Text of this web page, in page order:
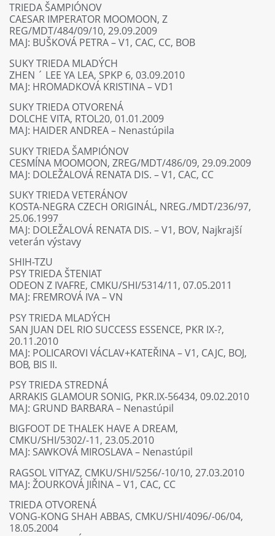
TRIEDA ŠAMPIÓNOV
CAESAR IMPERATOR MOOMOON, Z
REG/MDT/484/09/10, 29.09.2009
MAJ: BUŠKOVÁ PETRA – V1, CAC, CC, BOB
SUKY TRIEDA MLADÝCH
ZHEN ´ LEE YA LEA, SPKP 6, 03.09.2010
MAJ: HROMADKOVÁ KRISTINA – VD1
SUKY TRIEDA OTVORENÁ
DOLCHE VITA, RTOL20, 01.01.2009
MAJ: HAIDER ANDREA – Nenastúpila
SUKY TRIEDA ŠAMPIÓNOV
CESMÍNA MOOMOON, ZREG/MDT/486/09, 29.09.2009
MAJ: DOLEŽALOVÁ RENATA DIS. – V1, CAC, CC
SUKY TRIEDA VETERÁNOV
KOSTA-NEGRA CZECH ORIGINÁL, NREG./MDT/236/97,
25.06.1997
MAJ: DOLEŽALOVÁ RENATA DIS. – V1, BOV, Najkrajší
veterán výstavy
SHIH-TZU
PSY TRIEDA ŠTENIAT
ODEON Z IVAFRE, CMKU/SHI/5314/11, 07.05.2011
MAJ: FREMROVÁ IVA – VN
PSY TRIEDA MLADÝCH
SAN JUAN DEL RIO SUCCESS ESSENCE, PKR IX-?,
20.11.2010
MAJ: POLICAROVI VÁCLAV+KATEŘINA – V1, CAJC, BOJ,
BOB, BIS II.
PSY TRIEDA STREDNÁ
ARRAKIS GLAMOUR SONIG, PKR.IX-56434, 09.02.2010
MAJ: GRUND BARBARA – Nenastúpil
BIGFOOT DE THALEK HAVE A DREAM,
CMKU/SHI/5302/-11, 23.05.2010
MAJ: SAWKOVÁ MIROSLAVA – Nenastúpil
RAGSOL VITYAZ, CMKU/SHI/5256/-10/10, 27.03.2010
MAJ: ŽOURKOVÁ JIŘINA – V1, CAC, CC
TRIEDA OTVORENÁ
VONG-KONG SHAH ABBAS, CMKU/SHI/4096/-06/04,
18.05.2004